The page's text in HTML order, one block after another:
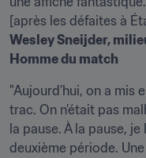
Wesley Sneijder,
Homme du match
"Aujourd’hui, on a mis
trac. On n’était pas
la pause. À la pause,
deuxième période.